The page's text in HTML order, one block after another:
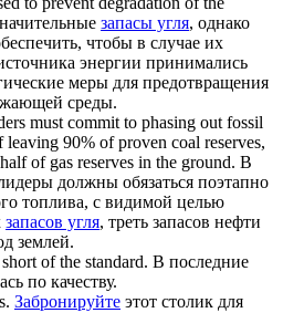
запасы угля, однако
чтобы в случае их
энергии принимались
меры для предотвращения
среды.
must commit to phasing out fossil
leaving 90% of proven coal reserves,
of gas reserves in the ground. В
должны обязаться поэтапно
топлива, с видимой целью
запасов угля, треть запасов нефти
землей.
of the standard. В последние
по качеству.
Забронируйте этот столик для